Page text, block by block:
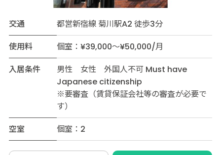
交通
都営新宿線 菊川駅A2 徒歩3分
使用料
個室：¥39,000～¥50,000/月
入居条件
男性 女性 外国人不可 Must have
Japanese citizenship
※要審査（賃貸保証会社等の審査が必要で
す）
空室
個室：2